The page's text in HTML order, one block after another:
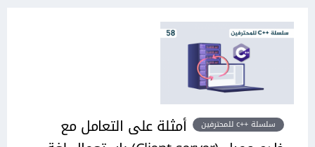
سلسلة ++c للمحترفين
أمثلة على التعامل مع